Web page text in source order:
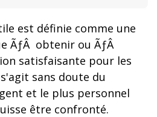
est définie comme une
ÃƒÂ obtenir ou ÃƒÂ
satisfaisante pour les
sans doute du
et le plus personnel
être confronté.